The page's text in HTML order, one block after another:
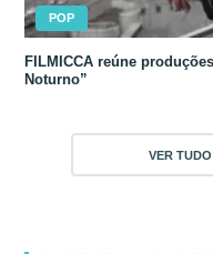
POP
FILMICCA reúne
Noturno”
VER